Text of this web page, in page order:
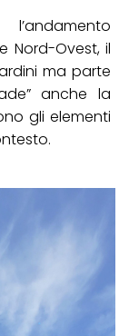
Nord-Ovest, il
ma parte
anche la
gli elementi